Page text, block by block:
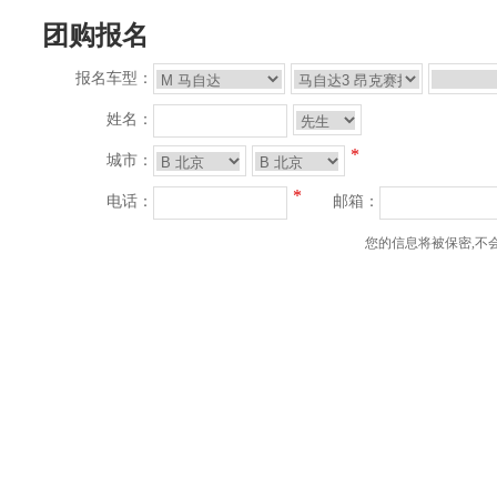
团购报名
报名车型：
姓名：
城市： *
电话： * 邮箱：
您的信息将被保密,不